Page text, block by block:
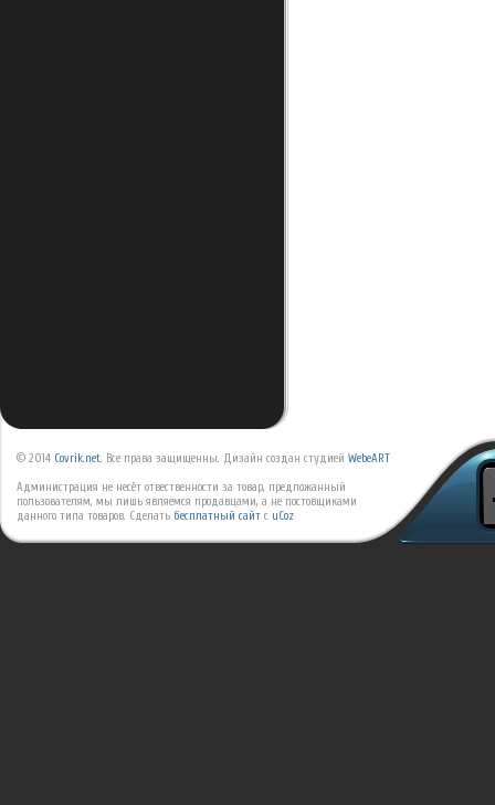
© 2014 Covrik.net. Все права защищенны. Дизайн создан студией WebeART
Администрация не несёт отвественности за товар, предложанный
пользователям, мы лишь являемся продавцами, а не постовщиками
данного типа товаров. Сделать бесплатный сайт с uCoz